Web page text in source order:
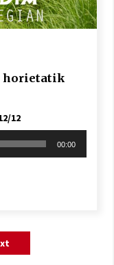
horietatik
12
00:00